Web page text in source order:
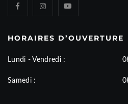
HORAIRES D’OUVERTURE
Lundi - Vendredi :
Samedi :